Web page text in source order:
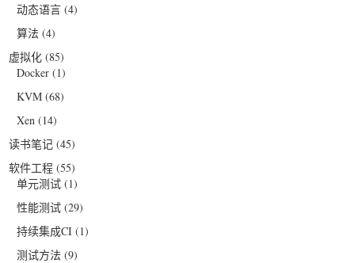
动态语言 (4)
算法 (4)
虚拟化 (85)
Docker (1)
KVM (68)
Xen (14)
读书笔记 (45)
软件工程 (55)
单元测试 (1)
性能测试 (29)
持续集成CI (1)
测试方法 (9)